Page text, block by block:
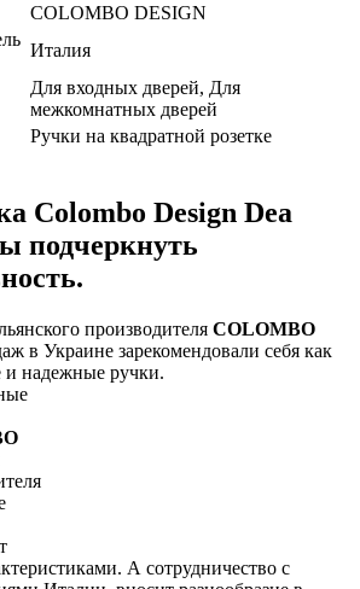
COLOMBO DESIGN
Италия
Для входных дверей, Для
межкомнатных дверей
Ручки на квадратной розетке
Colombo Design Dea
подчеркнуть
производителя COLOMBO
в Украине зарекомендовали себя как
и надежные ручки.
А сотрудничество с